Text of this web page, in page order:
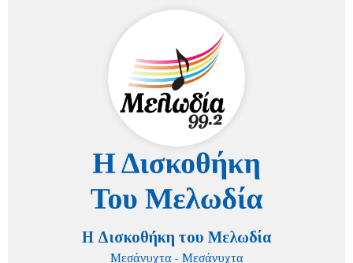
Η Δισκοθήκη του Μελωδία
Μεσάνυχτα - Μεσάνυχτα